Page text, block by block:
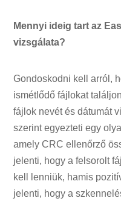
Mennyi ideig tart az
vizsgálata?
Gondoskodni kell arról,
ismétlődő fájlokat
fájlok nevét és dátumát
szerint egyezteti egy
amely CRC ellenőrző
jelenti, hogy a felsorolt
kell lenniük, hamis
jelenti, hogy a